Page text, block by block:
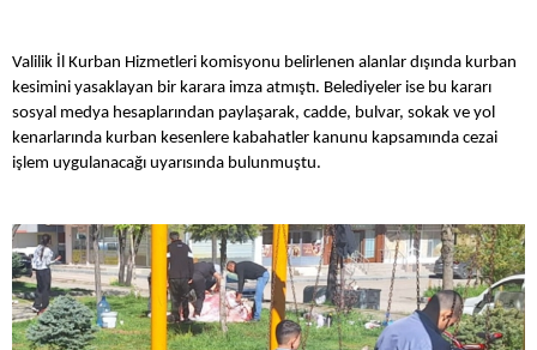
Valilik İl Kurban Hizmetleri komisyonu belirlenen alanlar dışında kurban
kesimini yasaklayan bir karara imza atmıştı. Belediyeler ise bu kararı
sosyal medya hesaplarından paylaşarak, cadde, bulvar, sokak ve yol
kenarlarında kurban kesenlere kabahatler kanunu kapsamında cezai
işlem uygulanacağı uyarısında bulunmuştu.